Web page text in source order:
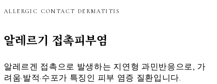
ALLERGIC CONTACT DERMATITIS
알레르기 접촉피부염
알레르겐 접촉으로 발생하는 지연형 과민반응으로, 가
려움·발적·수포가 특징인 피부 염증 질환입니다.